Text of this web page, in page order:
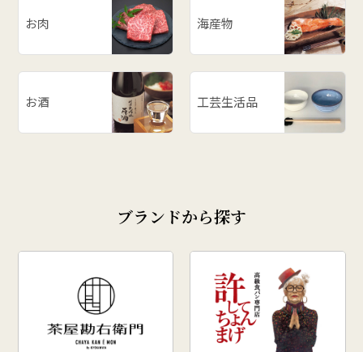
お肉 海産物
お酒 工芸生活品
ブランドから探す